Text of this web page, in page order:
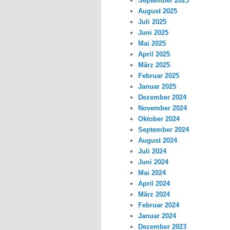
August 2025
Juli 2025
Juni 2025
Mai 2025
April 2025
März 2025
Februar 2025
Januar 2025
Dezember 2024
November 2024
Oktober 2024
September 2024
August 2024
Juli 2024
Juni 2024
Mai 2024
April 2024
März 2024
Februar 2024
Januar 2024
Dezember 2023